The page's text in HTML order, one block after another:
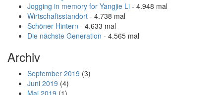
Jogging in memory for Yangjie Li - 4.948 mal
Wirtschaftsstandort - 4.738 mal
Schöner Hintern - 4.633 mal
Die nächste Generation - 4.565 mal
Archiv
September 2019 (3)
Juni 2019 (4)
Mai 2019 (1)